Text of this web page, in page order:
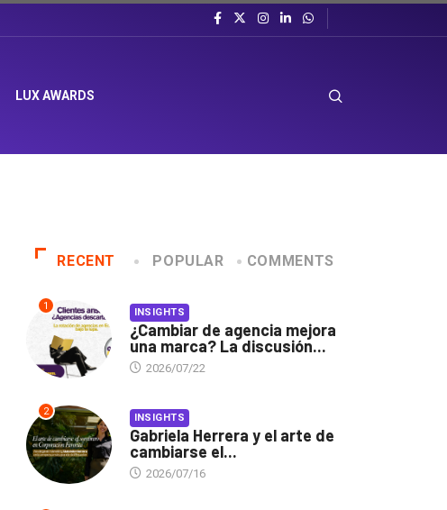
LUX AWARDS
RECENT POPULAR COMMENTS
1 INSIGHTS
¿Cambiar de agencia mejora
una marca? La discusión...
2026/07/22
2 INSIGHTS
Gabriela Herrera y el arte de
cambiarse el...
2026/07/16